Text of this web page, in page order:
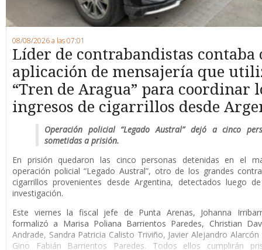
08/08/2026 a las 07:01
Líder de contrabandistas contaba
aplicación de mensajería que
“Tren de Aragua” para coordinar
ingresos de cigarrillos desde
Operación policial “Legado Austral” dejó a cinco
sometidas a prisión.
En prisión quedaron las cinco personas detenidas en el
operación policial “Legado Austral”, otro de los grandes
cigarrillos provenientes desde Argentina, detectados luego
investigación.
Este viernes la fiscal jefe de Punta Arenas, Johanna
formalizó a Marisa Poliana Barrientos Paredes, Christian
Andrade, Sandra Patricia Calisto Triviño, Javier Alejandro Alarcón
Gino Fabián Barrientos Paredes. Todos ellos cumplirán